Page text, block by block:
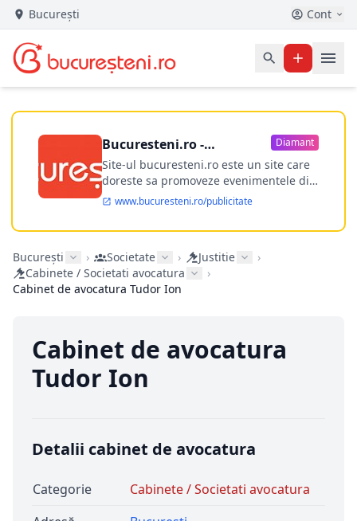
București Cont
Bucuresteni.ro -
publicitate online
Diamant
Site-ul bucuresteni.ro este un site care
doreste sa promoveze evenimentele din
Bucuresti si nu numai, sa puna la
dispozitia utilizatorului cea mai
performanta harta electronica a
ofere posibilitatea firmel...
www.bucuresteni.ro/publicitate
București › Societate › Justitie
›
Cabinete / Societati avocatura
›
Cabinet de avocatura Tudor Ion
Cabinet de avocatura
Tudor Ion
Detalii cabinet de avocatura
Categorie
Cabinete / Societati avocatura